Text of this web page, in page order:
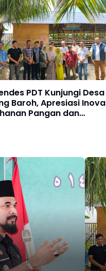
PDT Kunjungi Desa
Baroh, Apresiasi
Pangan dan